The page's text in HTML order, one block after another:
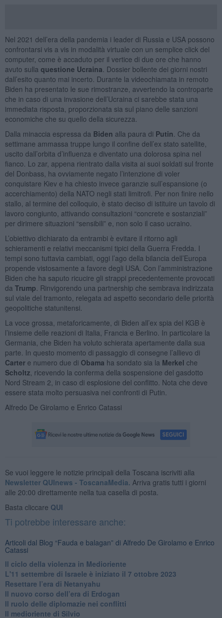
Nel 2021 dell’era della pandemia i leader di Russia e USA possono
confrontarsi vis a vis in modalità virtuale con un semplice click del
computer, come è accaduto per il vertice di due ore che hanno
avuto sulla questione Ucraina . Dossier bollente dei giorni nostri
dall’esito quanto mai incerto. Durante la videochiamata in remoto
Biden ha presentato le sue rimostranze, avvertendo la controparte
che in caso di una invasione dell’Ucraina ci sarebbe stata una
immediata risposta, proporzionata sia sul piano delle sanzioni
economiche che su quello della sicurezza.
Dalla minaccia espressa da Biden alla paura di Putin . Che da
settimane ammassa truppe lungo il confine dell’ex stato satellite,
uscito dall’orbita d’influenza e diventato una dolorosa spina nel
fianco. Lo zar, appena rientrato dalla visita ai suoi soldati sul fronte
del Donbass, ha ovviamente negato l’intenzione di voler
conquistare Kiev e ha chiesto invece garanzie sull’espansione (o
accerchiamento) della NATO negli stati limitrofi. Per non finire nello
stallo, al termine del colloquio, è stato deciso di istituire un tavolo di
lavoro congiunto, attivando consultazioni “concrete e sostanziali”
per dirimere situazioni “sensibili” e, non solo il caso ucraino.
L’obiettivo dichiarato da entrambi è evitare il ritorno agli
schieramenti e relativi meccanismi tipici della Guerra Fredda. I
tempi sono tuttavia cambiati, oggi l’ago della bilancia dell’Europa
propende vistosamente a favore degli USA. Con l’amministrazione
Biden che ha saputo ricucire gli strappi precedentemente provocati
da Trump . Rinvigorendo una partnership che sembrava indirizzata
sul viale del tramonto, relegata ad aspetto secondario delle priorità
geopolitiche statunitensi.
La voce grossa, metaforicamente, di Biden all’ex spia del KGB è
l’insieme delle reazioni di Italia, Francia e Berlino. In particolare la
Germania, che Biden ha voluto schierata apertamente dalla sua
parte. In questo momento di passaggio di consegne l’allievo di
Cartere numero due di Obama ha sondato sia la Merkel che
Scholtz , ricevendo la conferma della sospensione del gasdotto
Nord Stream 2, in caso di esplosione del conflitto. Nota che deve
essere stata molto persuasiva nei confronti di Putin.
Alfredo De Girolamo e Enrico Catassi
Se vuoi leggere le notizie principali della Toscana iscriviti alla
Newsletter QUInews - ToscanaMedia. Arriva gratis tutti i giorni
alle 20:00 direttamente nella tua casella di posta.
Basta cliccare QUI
Ti potrebbe interessare anche:
Articoli dal Blog “Fauda e balagan” di Alfredo De Girolamo e Enrico
Catassi
Il ciclo della violenza in Medioriente
L'11 settembre di Israele è iniziato il 7 ottobre 2023
Resettare l’era di Netanyahu
​Il nuovo corso dell’era di Erdogan
Il ruolo delle diplomazie nei conflitti
Il medioriente di Silvio